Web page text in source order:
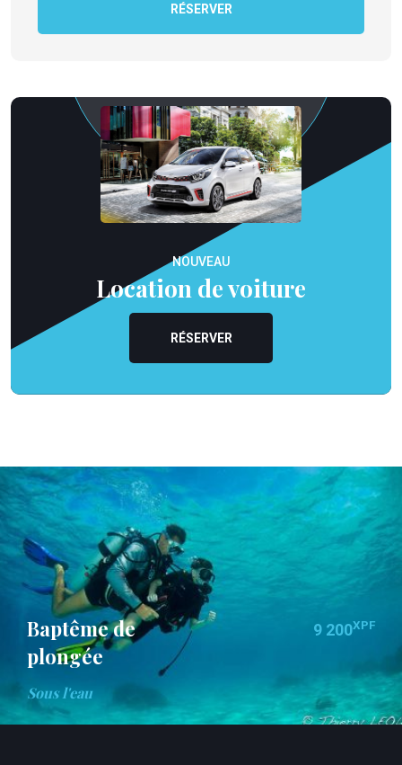
RÉSERVER
NOUVEAU
Location de voiture
RÉSERVER
Baptême de
plongée
Sous l'eau
9 200XPF